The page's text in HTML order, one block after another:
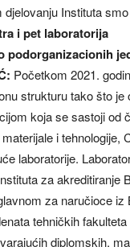
djelovanju Instituta
i pet laboratorija
podorganizacionih
Početkom 2021.
strukturu tako što
koja se sastoji od
i tehnologije,
laboratorije.
za akreditiranje
za naručioce iz
tehničkih
diplomskih,